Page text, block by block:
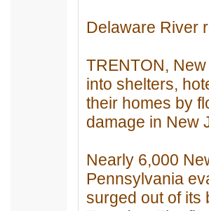
Delaware River
TRENTON,
into shelters,
their homes by
damage in New
Nearly 6,000
Pennsylvania
surged out of its